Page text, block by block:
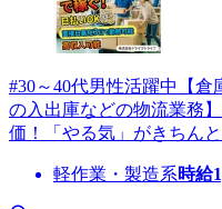
#30～40代男性活躍中【
の入出庫などの物流業務
価！「やる気」がきちん
軽作業・製造系時給